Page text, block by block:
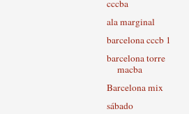
cccba
ala marginal
barcelona cccb 1
barcelona torre
macba
Barcelona mix
sábado